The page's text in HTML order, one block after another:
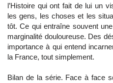
l’Histoire qui ont fait de lui un
les gens, les choses et les
tôt. Ce qui entraîne souvent
marginalité douloureuse. Des
importance à qui entend
la France, tout simplement.
Bilan de la série. Face à face